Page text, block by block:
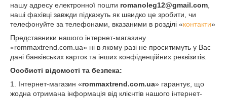
нашу адресу електронної пошти romanoleg12@gmail.com
наші фахівці завжди підкажуть як швидко це зробити, чи
телефонуйте за телефонами, вказаними в розділі «контакти»
Представники нашого інтернет-магазину
«rommaxtrend.com.ua» ні в якому разі не проситимуть у Вас
дані банківських карток та інших конфіденційних реквізитів.
Особисті відомості та безпека:
1. Інтернет-магазин «rommaxtrend.com.ua» гарантує, що
жодна отримана інформація від клієнтів нашого інтернет-